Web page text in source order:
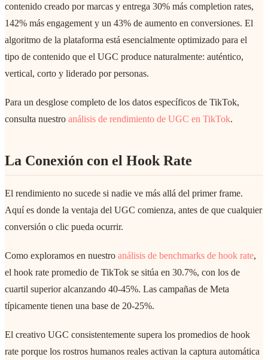
contenido creado por marcas y entrega 30% más completion rates,
142% más engagement y un 43% de aumento en conversiones. El
algoritmo de la plataforma está esencialmente optimizado para el
tipo de contenido que el UGC produce naturalmente: auténtico,
vertical, corto y liderado por personas.
Para un desglose completo de los datos específicos de TikTok,
consulta nuestro análisis de rendimiento de UGC en TikTok.
La Conexión con el Hook Rate
El rendimiento no sucede si nadie ve más allá del primer frame.
Aquí es donde la ventaja del UGC comienza, antes de que cualquier
conversión o clic pueda ocurrir.
Como exploramos en nuestro análisis de benchmarks de hook rate,
el hook rate promedio de TikTok se sitúa en 30.7%, con los de
cuartil superior alcanzando 40-45%. Las campañas de Meta
típicamente tienen una base de 20-25%.
El creativo UGC consistentemente supera los promedios de hook
rate porque los rostros humanos reales activan la captura automática